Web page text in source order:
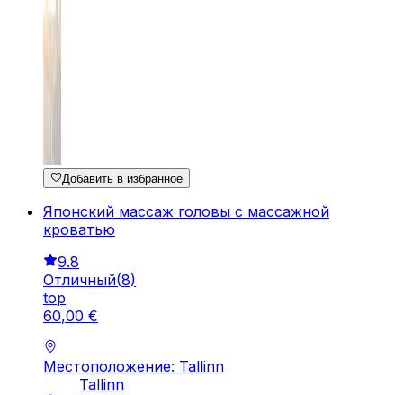
Добавить в избранное
Японский массаж головы с массажной
кроватью
9.8
Отличный(8)
top
60,00 €
Местоположение: Tallinn
Tallinn